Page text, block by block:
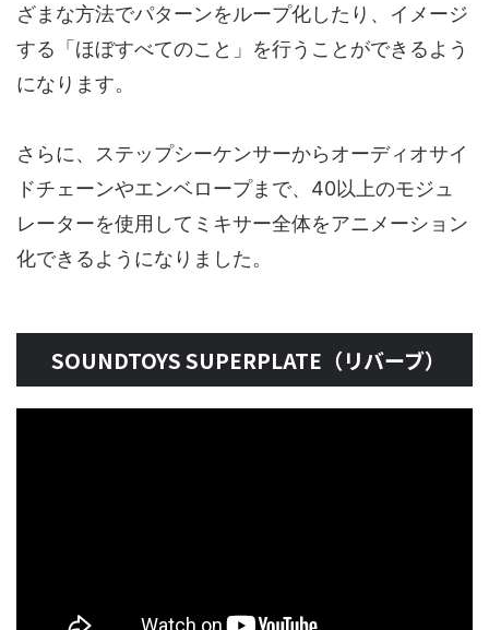
ざまな方法でパターンをループ化したり、イメージ
する「ほぼすべてのこと」を行うことができるよう
になります。
さらに、ステップシーケンサーからオーディオサイ
ドチェーンやエンベロープまで、40以上のモジュ
レーターを使用してミキサー全体をアニメーション
化できるようになりました。
SOUNDTOYS SUPERPLATE（リバーブ）